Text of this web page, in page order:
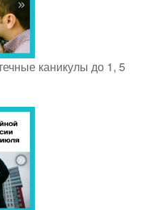
каникулы до 1, 5